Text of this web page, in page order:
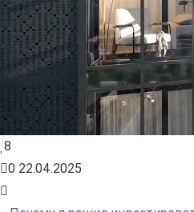
8
0 22.04.2025